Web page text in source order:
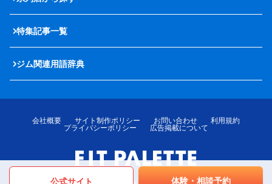
公式サイト 体験・相談予約
特集記事一覧
ジム関連用語辞典
会社概要 サイト制作ポリシー お問い合わせ
利用規約
プライバシーポリシー
広告掲載について
© LOTTE MediPalette Co.,Ltd. All rights reserved.